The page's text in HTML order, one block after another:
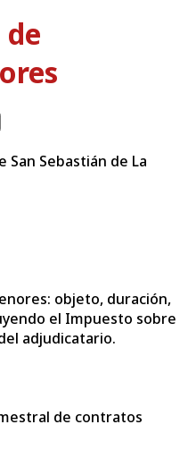
de
Sebastián de La
objeto, duración,
el Impuesto sobre
adjudicatario.
de contratos